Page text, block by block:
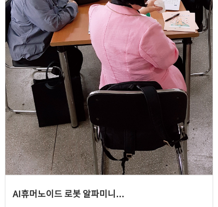
AI휴머노이드 로봇 알파미니…